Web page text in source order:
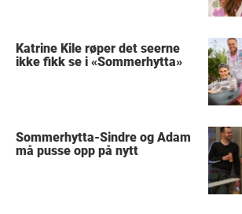
Katrine Kile røper det seerne
ikke fikk se i «Sommerhytta»
Sommerhytta-Sindre og Adam
må pusse opp på nytt